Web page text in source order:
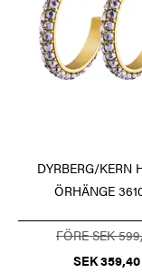
DYRBERG/KERN
ÖRHÄNGE
FÖRE SEK
SEK 359,40